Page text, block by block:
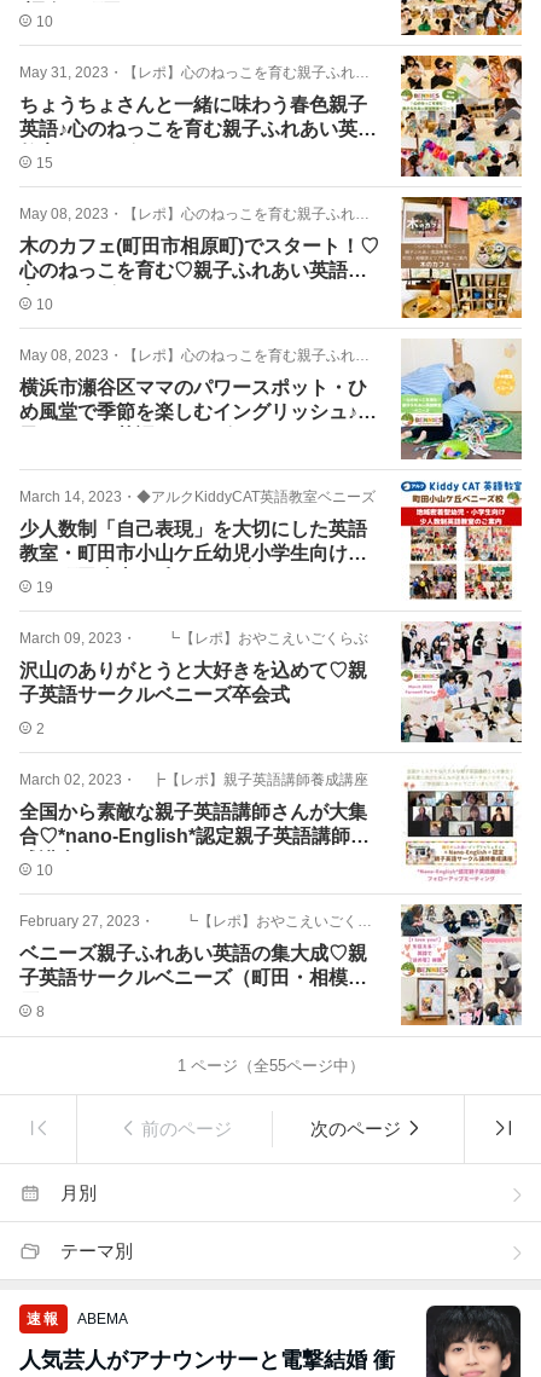
(調布・町田）
10
May 31, 2023 ・ 【レポ】心のねっこを育む親子ふれあい英語
ちょうちょさんと一緒に味わう春色親子
英語♪心のねっこを育む親子ふれあい英語
教室ベニーズ
15
May 08, 2023 ・ 【レポ】心のねっこを育む親子ふれあい英語
木のカフェ(町田市相原町)でスタート！♡
心のねっこを育む♡親子ふれあい英語教
室ベニーズ
10
May 08, 2023 ・ 【レポ】心のねっこを育む親子ふれあい英語
横浜市瀬谷区ママのパワースポット・ひ
め風堂で季節を楽しむイングリッシュ♪親
March 14, 2023 ・ ◆アルクKiddyCAT英語教室ベニーズ
少人数制「自己表現」を大切にした英語
教室・町田市小山ケ丘幼児小学生向けア
ルク町田小山ケ丘ベニーズ
19
March 09, 2023 ・ ┗【レポ】おやこえいごくらぶ
沢山のありがとうと大好きを込めて♡親
子英語サークルベニーズ卒会式
2
March 02, 2023 ・ ┣【レポ】親子英語講師養成講座
全国から素敵な親子英語講師さんが大集
合♡*nano-English*認定親子英語講師養
成講座
10
February 27, 2023 ・ ┗【レポ】おやこえいごくらぶ
ベニーズ親子ふれあい英語の集大成♡親
子英語サークルベニーズ（町田・相模
原）
8
1ページ（全55ページ中）
前のページ 次のページ
月別
テーマ別
速報 ABEMA
人気芸人がアナウンサーと電撃結婚 衝